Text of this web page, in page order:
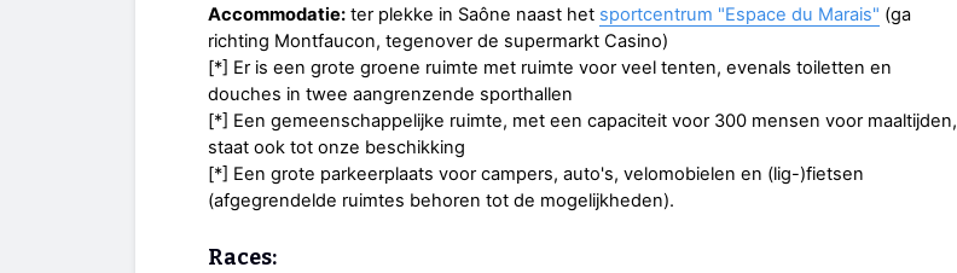
Accommodatie: ter plekke in Saône naast het sportcentrum "Espace du Marais" (ga
richting Montfaucon, tegenover de supermarkt Casino)
[*] Er is een grote groene ruimte met ruimte voor veel tenten, evenals toiletten en
douches in twee aangrenzende sporthallen
[*] Een gemeenschappelijke ruimte, met een capaciteit voor 300 mensen voor maaltijden,
staat ook tot onze beschikking
[*] Een grote parkeerplaats voor campers, auto's, velomobielen en (lig-)fietsen
(afgegrendelde ruimtes behoren tot de mogelijkheden).
Races: